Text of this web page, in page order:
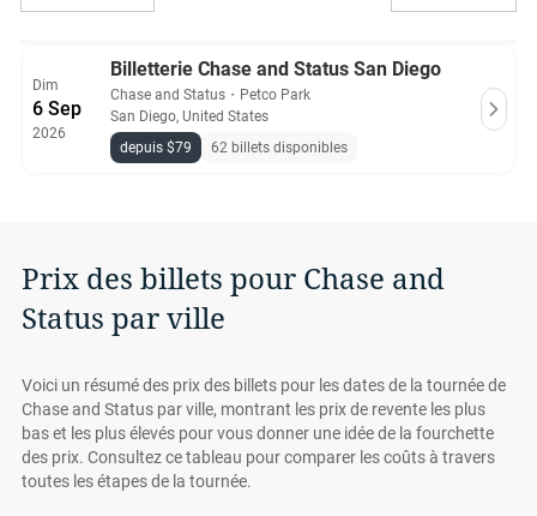
Dim
6 Sep
2026
Billetterie Chase and Status San Diego
Chase and Status ・ Petco Park
San Diego, United States
depuis $79
62 billets disponibles
Prix des billets pour Chase and
Status par ville
Voici un résumé des prix des billets pour les dates de la tournée de
Chase and Status par ville, montrant les prix de revente les plus
bas et les plus élevés pour vous donner une idée de la fourchette
des prix. Consultez ce tableau pour comparer les coûts à travers
toutes les étapes de la tournée.